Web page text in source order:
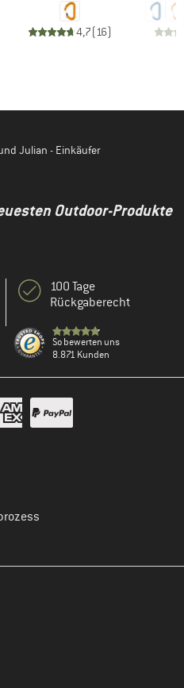
4,7(16)
Julian - Einkäufer
Outdoor-Produkte
100 Tage
Rückgaberecht
So bewerten uns
8.871 Kunden